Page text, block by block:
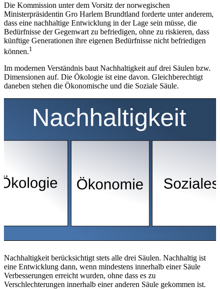
Die Kommission unter dem Vorsitz der norwegischen
Ministerpräsidentin Gro Harlem Brundtland forderte unter anderem,
dass eine nachhaltige Entwicklung in der Lage sein müsse, die
Bedürfnisse der Gegenwart zu befriedigen, ohne zu riskieren, dass
künftige Generationen ihre eigenen Bedürfnisse nicht befriedigen
können.1
Im modernen Verständnis baut Nachhaltigkeit auf drei Säulen bzw.
Dimensionen auf. Die Ökologie ist eine davon. Gleichberechtigt
daneben stehen die Ökonomische und die Soziale Säule.
Nachhaltigkeit berücksichtigt stets alle drei Säulen. Nachhaltig ist
eine Entwicklung dann, wenn mindestens innerhalb einer Säule
Verbesserungen erreicht wurden, ohne dass es zu
Verschlechterungen innerhalb einer anderen Säule gekommen ist.